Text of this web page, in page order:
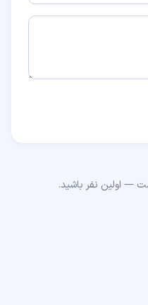
— اولین نفر باشید.